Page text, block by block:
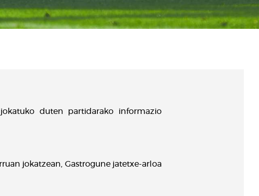
duten partidarako informazio
jokatzean, Gastrogune jatetxe-arloa